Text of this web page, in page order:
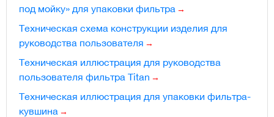
под мойку» для упаковки фильтра
Техническая схема конструкции изделия для
руководства пользователя
Техническая иллюстрация для руководства
пользователя фильтра Titan
Техническая иллюстрация для упаковки фильтра-
кувшина